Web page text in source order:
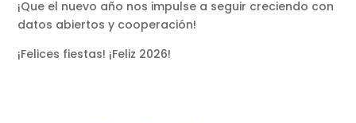
¡Que el nuevo año nos impulse a seguir creciendo con
datos abiertos y cooperación!
¡Felices fiestas! ¡Feliz 2026!